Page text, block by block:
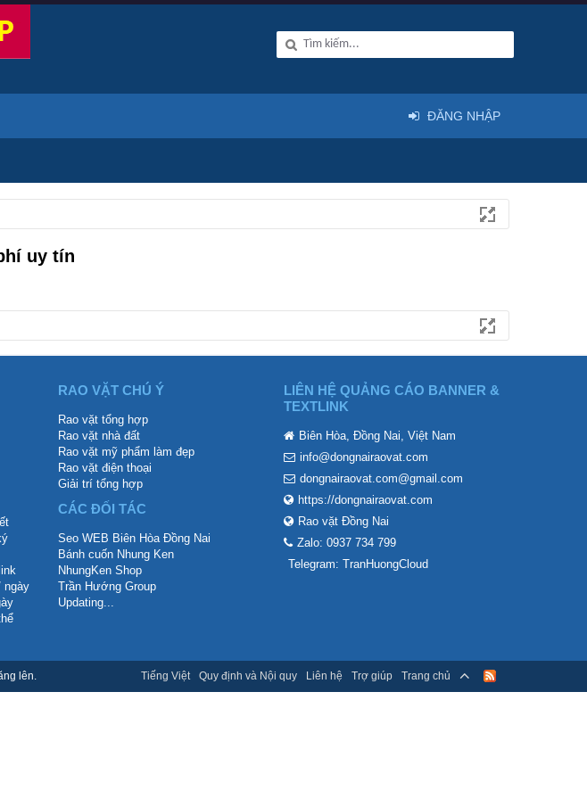
uy tín
ĐĂNG NHẬP
ngày
RAO VẶT CHÚ Ý
Rao vặt tổng hợp
Rao vặt nhà đất
Rao vặt mỹ phẩm làm đẹp
Rao vặt điện thoại
Giải trí tổng hợp
CÁC ĐỐI TÁC
Seo WEB Biên Hòa Đồng Nai
Bánh cuốn Nhung Ken
NhungKen Shop
Trần Hướng Group
Updating...
LIÊN HỆ QUẢNG CÁO BANNER &
TEXTLINK
Biên Hòa, Đồng Nai, Việt Nam
info@dongnairaovat.com
dongnairaovat.com@gmail.com
https://dongnairaovat.com
Rao vặt Đồng Nai
Zalo: 0937 734 799
Telegram: TranHuongCloud
lên. Tiếng Việt Quy định và Nội quy Liên hệ Trợ giúp Trang chủ